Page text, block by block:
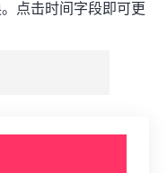
点击时间字段即可更